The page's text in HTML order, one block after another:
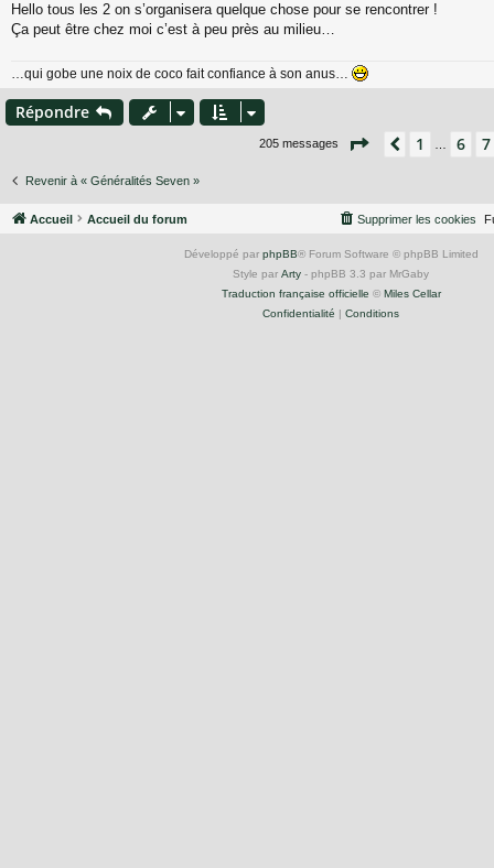
e
Hello tous les 2 on s’organisera quelque chose pour se rencontrer !
Ça peut être chez moi c’est à peu près au milieu…
…qui gobe une noix de coco fait confiance à son anus…
Répondre
205 messages Page 8sur 14
Précédent
1 6 7
Revenir à « Généralités Seven »
Accueil Accueil du forum Supprimer les cookies
Développé par phpBB® Forum Software © phpBB Limited
Style par Arty - phpBB 3.3 par MrGaby
Traduction française officielle © Miles Cellar
Confidentialité | Conditions